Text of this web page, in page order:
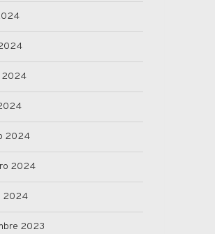
2024
2024
2024
2024
2023